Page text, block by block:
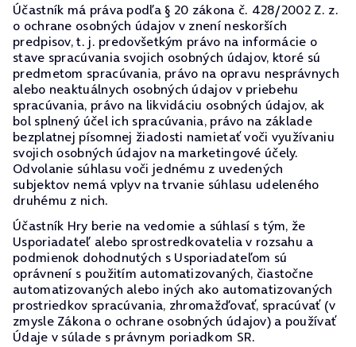
Účastník má práva podľa § 20 zákona č. 428/2002 Z. z.
o ochrane osobných údajov v znení neskorších
predpisov, t. j. predovšetkým právo na informácie o
stave spracúvania svojich osobných údajov, ktoré sú
predmetom spracúvania, právo na opravu nesprávnych
alebo neaktuálnych osobných údajov v priebehu
spracúvania, právo na likvidáciu osobných údajov, ak
bol splnený účel ich spracúvania, právo na základe
bezplatnej písomnej žiadosti namietať voči využívaniu
svojich osobných údajov na marketingové účely.
Odvolanie súhlasu voči jednému z uvedených
subjektov nemá vplyv na trvanie súhlasu udeleného
druhému z nich.
Účastník Hry berie na vedomie a súhlasí s tým, že
Usporiadateľ alebo sprostredkovatelia v rozsahu a
podmienok dohodnutých s Usporiadateľom sú
oprávnení s použitím automatizovaných, čiastočne
automatizovaných alebo iných ako automatizovaných
prostriedkov spracúvania, zhromažďovať, spracúvať (v
zmysle Zákona o ochrane osobných údajov) a používať
Údaje v súlade s právnym poriadkom SR.